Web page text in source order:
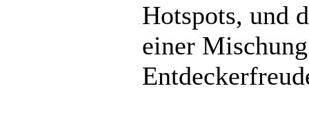
Hotspots, und
einer